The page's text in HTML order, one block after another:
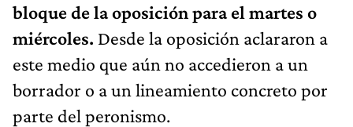
bloque de la oposición para el martes o
miércoles. Desde la oposición aclararon a
este medio que aún no accedieron a un
borrador o a un lineamiento concreto por
parte del peronismo.